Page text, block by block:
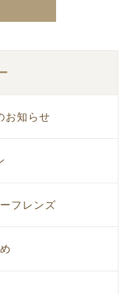
お知らせ
フレンズ